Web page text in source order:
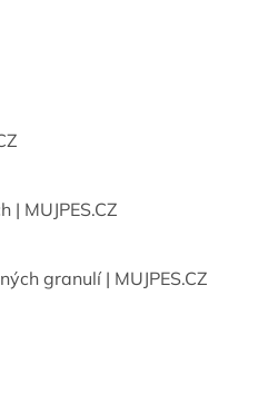
MUJPES.CZ
granulí | MUJPES.CZ